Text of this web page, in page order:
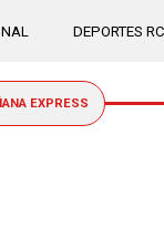
DEPORTES
EXPRESS